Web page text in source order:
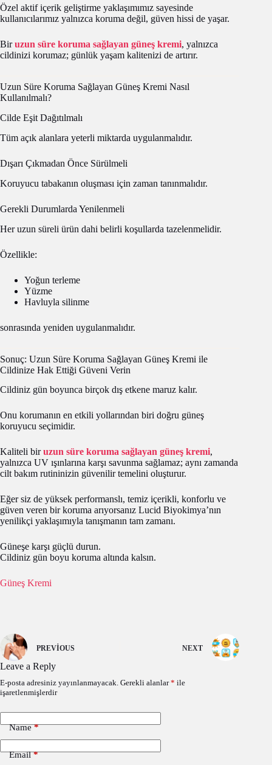
Özel aktif içerik geliştirme yaklaşımımız sayesinde
kullanıcılarımız yalnızca koruma değil, güven hissi de yaşar.
Biruzun süre koruma sağlayan güneş kremi, yalnızca
cildinizi korumaz; günlük yaşam kalitenizi de artırır.
Uzun Süre Koruma Sağlayan Güneş Kremi Nasıl
Kullanılmalı?
Cilde Eşit Dağıtılmalı
Tüm açık alanlara yeterli miktarda uygulanmalıdır.
Dışarı Çıkmadan Önce Sürülmeli
Koruyucu tabakanın oluşması için zaman tanınmalıdır.
Gerekli Durumlarda Yenilenmeli
Her uzun süreli ürün dahi belirli koşullarda tazelenmelidir.
Özellikle:
Yoğun terleme
Yüzme
Havluyla silinme
sonrasında yeniden uygulanmalıdır.
Sonuç: Uzun Süre Koruma Sağlayan Güneş Kremi ile
Cildinize Hak Ettiği Güveni Verin
Cildiniz gün boyunca birçok dış etkene maruz kalır.
Onu korumanın en etkili yollarından biri doğru güneş
koruyucu seçimidir.
Kaliteli biruzun süre koruma sağlayan güneş kremi,
yalnızca UV ışınlarına karşı savunma sağlamaz; aynı zamanda
cilt bakım rutininizin güvenilir temelini oluşturur.
Eğer siz de yüksek performanslı, temiz içerikli, konforlu ve
güven veren bir koruma arıyorsanız Lucid Biyokimya’nın
yenilikçi yaklaşımıyla tanışmanın tam zamanı.
Güneşe karşı güçlü durun.
Cildiniz gün boyu koruma altında kalsın.
Güneş Kremi
PREVIOUS NEXT
Leave a Reply
E-posta adresiniz yayınlanmayacak. Gerekli alanlar* ile
işaretlenmişlerdir
Name*
Email*